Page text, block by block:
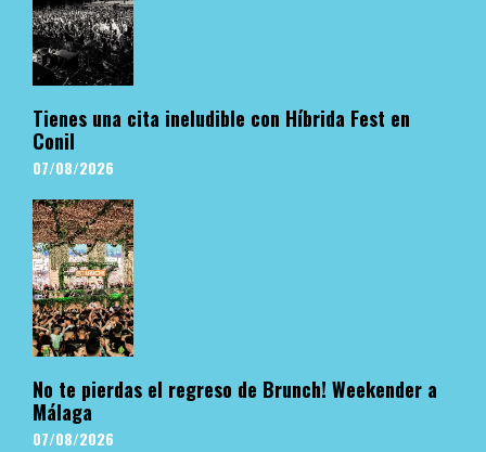
Tienes una cita ineludible con Híbrida Fest en
Conil
07/08/2026
No te pierdas el regreso de Brunch! Weekender a
Málaga
07/08/2026